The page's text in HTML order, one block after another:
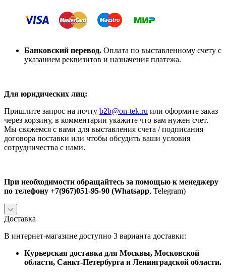
Банковский перевод. Оплата по выставленному счету с
указанием реквизитов и назначения платежа.
Для юридических лиц:
Пришлите запрос на почту b2b@on-tek.ru или оформите заказ
через корзину, в комментарии укажите что вам нужен счет.
Мы свяжемся с вами для выставления счета / подписания
договора поставки или чтобы обсудить ваши условия
сотрудничества с нами.
При необходимости обращайтесь за помощью к менеджеру
по телефону +7(967)051-95-90 (Whatsapp, Telegram)
Доставка
В интернет-магазине доступно 3 варианта доставки:
Курьерская доставка для Москвы, Московской
области, Санкт-Петербурга и Ленинградской области.